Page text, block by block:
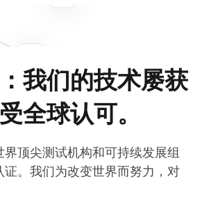
我们的技术屡获
全球认可。
界顶尖测试机构和可持续发展组
证。我们为改变世界而努力，对